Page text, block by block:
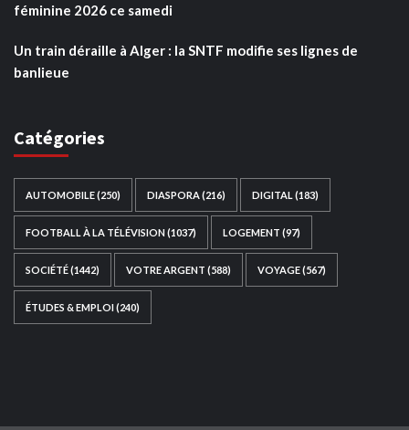
féminine 2026 ce samedi
Un train déraille à Alger : la SNTF modifie ses lignes de
banlieue
Catégories
AUTOMOBILE(250) DIASPORA (216) DIGITAL (183)
FOOTBALL À LA TÉLÉVISION(1037) LOGEMENT (97)
SOCIÉTÉ(1442) VOTRE ARGENT (588) VOYAGE(567)
ÉTUDES & EMPLOI(240)